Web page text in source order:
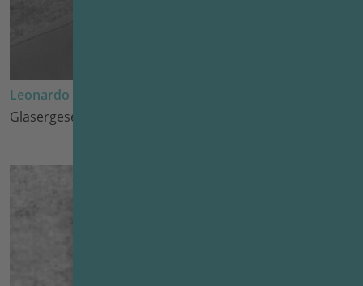
Leonardo Marasco
Glasergeselle seit 2025